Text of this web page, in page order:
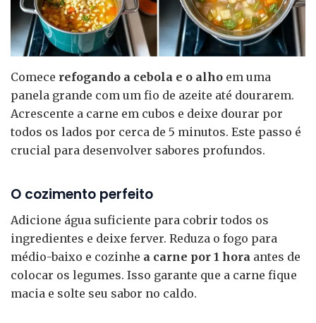
Comece refogando a cebola e o alho em uma
panela grande com um fio de azeite até dourarem.
Acrescente a carne em cubos e deixe dourar por
todos os lados por cerca de 5 minutos. Este passo é
crucial para desenvolver sabores profundos.
O cozimento perfeito
Adicione água suficiente para cobrir todos os
ingredientes e deixe ferver. Reduza o fogo para
médio-baixo e cozinhe a carne por 1 hora antes de
colocar os legumes. Isso garante que a carne fique
macia e solte seu sabor no caldo.